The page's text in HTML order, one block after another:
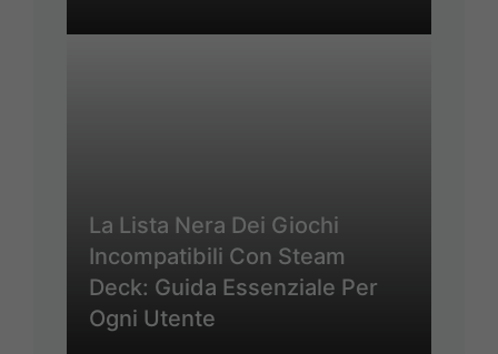
La Lista Nera Dei Giochi
Incompatibili Con Steam
Deck: Guida Essenziale Per
Ogni Utente